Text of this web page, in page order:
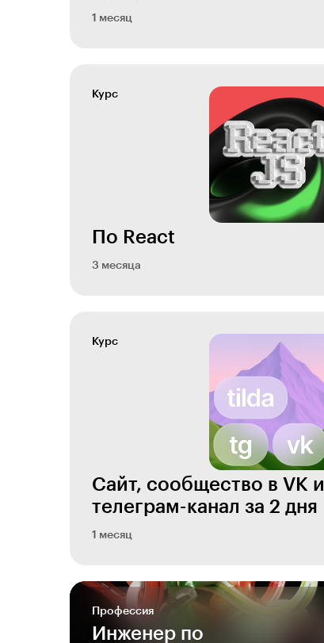
1 месяц
Курс
По React
3 месяца
Курс
Сайт, сообщество в VK и
телеграм-канал за 2 дня
1 месяц
Профессия
Инженер по